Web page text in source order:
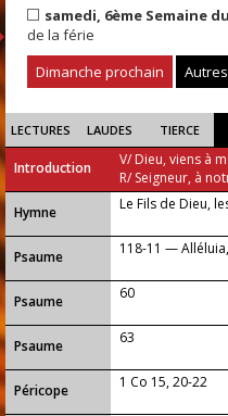
samedi, 6ème Semaine
de la férie
Dimanche prochain
LECTURES LAUDES TIERCE
Introduction
V/ Dieu, viens à
R/ Seigneur, à
...
Hymne Le Fils de Dieu,
Psaume 118-11 —
Psaume 60
Psaume 63
Péricope 1 Co 15, 20-22